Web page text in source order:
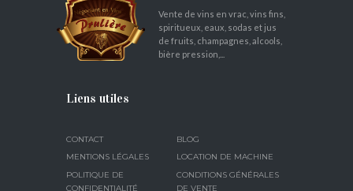
Vente de vins en vrac, vins fins,
spiritueux, eaux, sodas et jus
de fruits, champagnes, alcools,
bière pression,...
Liens utiles
CONTACT
BLOG
MENTIONS LÉGALES
LOCATION DE MACHINE
POLITIQUE DE
CONFIDENTIALITÉ
CONDITIONS GÉNÉRALES
DE VENTE